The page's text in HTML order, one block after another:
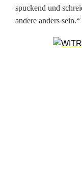
h
spuckend und
andere anders sein.“